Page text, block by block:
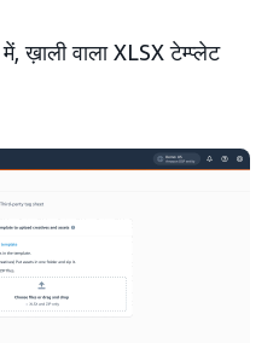
ख़ाली वाला XLSX टेम्प्लेट